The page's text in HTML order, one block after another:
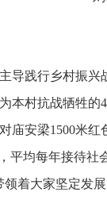
导践行乡村振
本村抗战牺牲
庙安梁1500米
平均每年接待
领着大家坚定发